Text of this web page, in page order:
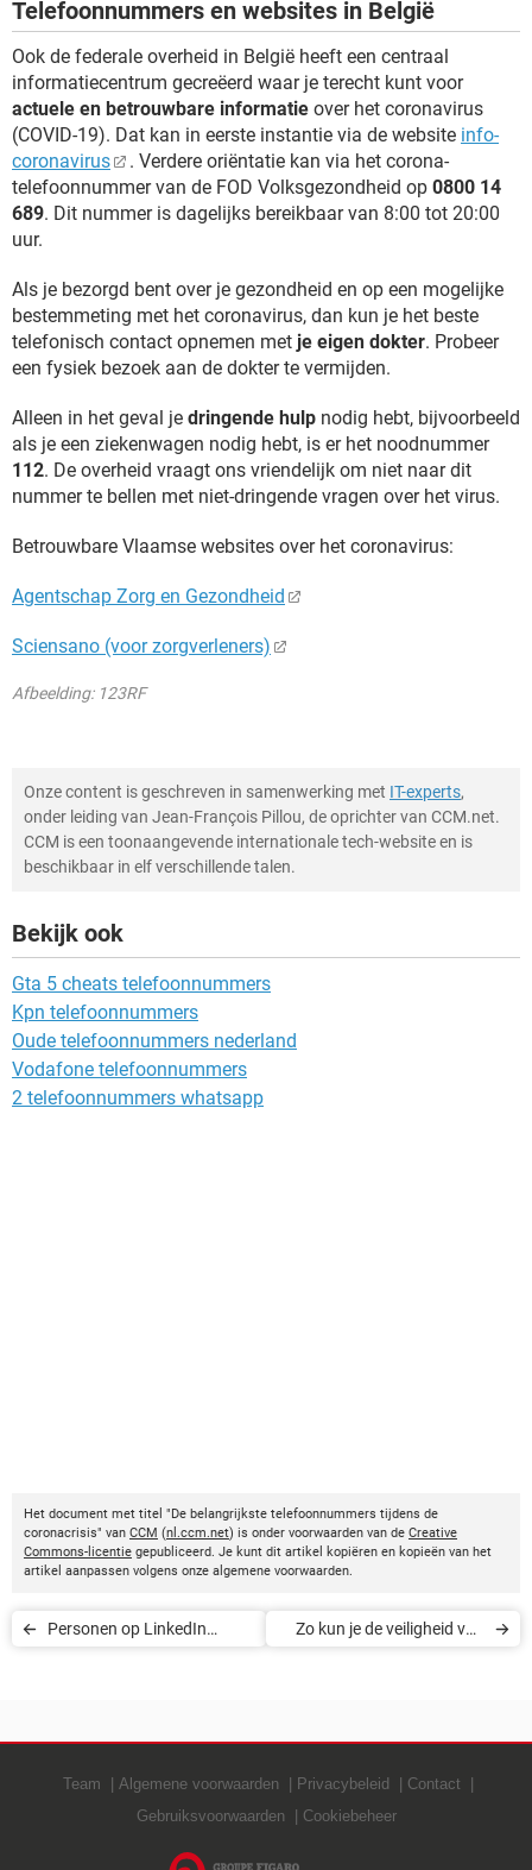
Telefoonnummers en websites in België
Ook de federale overheid in België heeft een centraal
informatiecentrum gecreëerd waar je terecht kunt voor
actuele en betrouwbare informatie over het coronavirus
(COVID-19). Dat kan in eerste instantie via de website info-
coronavirus
. Verdere oriëntatie kan via het corona-
telefoonnummer van de FOD Volksgezondheid op 0800 14
689. Dit nummer is dagelijks bereikbaar van 8:00 tot 20:00
uur.
Als je bezorgd bent over je gezondheid en op een mogelijke
bestemmeting met het coronavirus, dan kun je het beste
telefonisch contact opnemen met je eigen dokter. Probeer
een fysiek bezoek aan de dokter te vermijden.
Alleen in het geval je dringende hulp nodig hebt, bijvoorbeeld
als je een ziekenwagen nodig hebt, is er het noodnummer
112. De overheid vraagt ons vriendelijk om niet naar dit
nummer te bellen met niet-dringende vragen over het virus.
Betrouwbare Vlaamse websites over het coronavirus:
Agentschap Zorg en Gezondheid
Sciensano (voor zorgverleners)
Afbeelding: 123RF
Onze content is geschreven in samenwerking met IT-experts,
onder leiding van Jean-François Pillou, de oprichter van CCM.net.
CCM is een toonaangevende internationale tech-website en is
beschikbaar in elf verschillende talen.
Bekijk ook
Gta 5 cheats telefoonnummers
Kpn telefoonnummers
Oude telefoonnummers nederland
Vodafone telefoonnummers
2 telefoonnummers whatsapp
Het document met titel "De belangrijkste telefoonnummers tijdens de
coronacrisis" van CCM (nl.ccm.net) is onder voorwaarden van de Creative
Commons-licentie gepubliceerd. Je kunt dit artikel kopiëren en kopieën van het
artikel aanpassen volgens onze algemene voorwaarden.
Personen op LinkedIn
Zo kun je de veiligheid van
Team Algemene voorwaarden Privacybeleid
Contact
Gebruiksvoorwaarden
Cookiebeheer